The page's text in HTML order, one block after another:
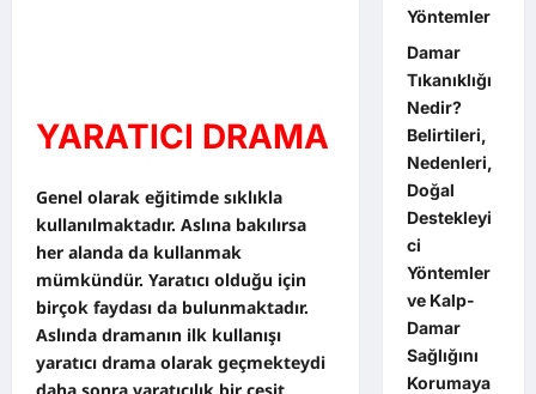
YARATICI DRAMA
Genel olarak eğitimde sıklıkla
kullanılmaktadır. Aslına bakılırsa
her alanda da kullanmak
mümkündür. Yaratıcı olduğu için
birçok faydası da bulunmaktadır.
Aslında dramanın ilk kullanışı
yaratıcı drama olarak geçmekteydi
Yöntemler
Damar
Tıkanıklığı
Nedir?
Belirtileri,
Nedenleri,
Doğal
Destekleyi
ci
Yöntemler
ve Kalp-
Damar
Sağlığını
Korumaya